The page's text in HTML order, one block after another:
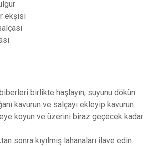
ekşisi
birlikte haşlayın, suyunu dökün.
kavurun ve salçayı ekleyip kavurun.
koyun ve üzerini biraz geçecek kadar
sonra kıyılmış lahanaları ilave edin.